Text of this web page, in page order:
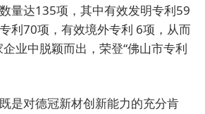
量达135项，其中有效发明专利59
利70项，有效境外专利 6项，从而
业中脱颖而出，荣登“佛山市专利
是对德冠新材创新能力的充分肯